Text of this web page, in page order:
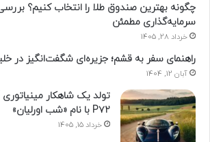
چگونه بهترین صندوق طلا را انتخاب کنیم؟
سرمایه‌گذاری مطمئن
خرداد 28, 1405
راهنمای سفر به قشم؛ جزیره‌ای شگفت‌انگیز در
آبان 12, 1404
تولد یک شاهکار
P۷۲ با نام «شب اورلیان»
خرداد 15, 1405